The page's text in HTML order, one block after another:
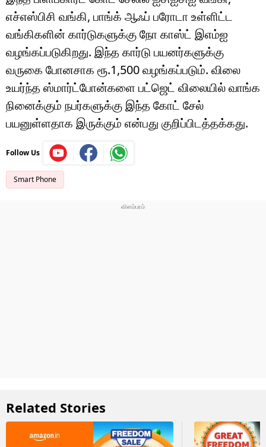
எச்எஸ்பிசி வங்கி, பாங்க் ஆஃப் பரோடா உள்ளிட்ட
வங்கிகளின் கார்டுகளுக்கு நோ காஸ்ட் இஎம்ஐ
வழங்கப்படுகிறது. இந்த கார்டு பயனர்களுக்கு
வருகை போனசாக ரூ.1,500 வழங்கப்படும். விலை
உயர்ந்த ஸ்மார்ட்போன்களை பட்ஜெட் விலையில் வாங்க
நினைக்கும் நபர்களுக்கு இந்த கோட் சேல்
பயனுள்ளதாக இருக்கும் என்பது குறிப்பிடத்தக்கது.
Follow Us
Smart Phone
Related Stories